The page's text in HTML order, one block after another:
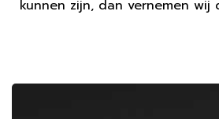
kunnen zijn, dan vernemen wij